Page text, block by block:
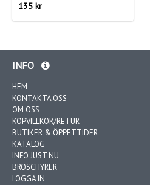
135 kr
INFO
HEM
KONTAKTA OSS
OM OSS
KÖPVILLKOR/RETUR
BUTIKER & ÖPPETTIDER
KATALOG
INFO JUST NU
BROSCHYRER
LOGGA IN │